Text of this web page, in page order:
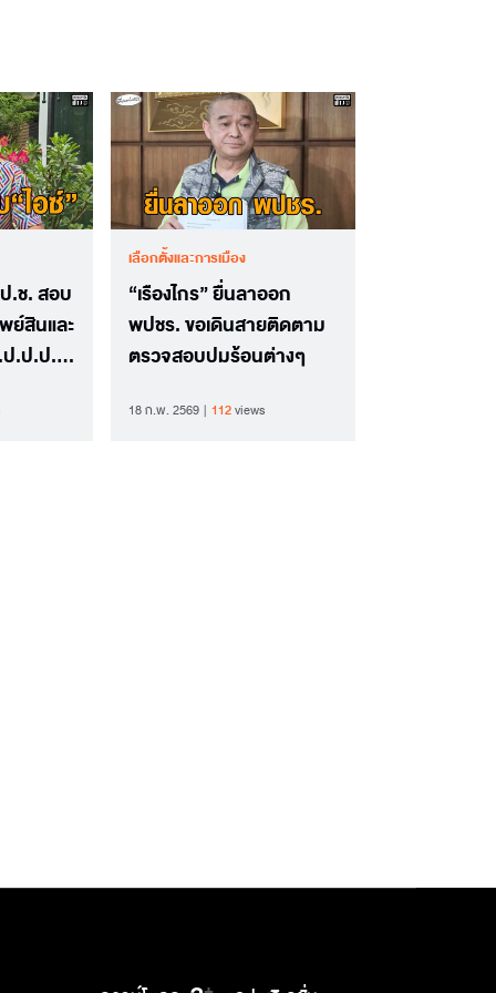
.ช. สอบ
ย์สินและ
.ป.ป.ช.
เลือกตั้งและการเมือง
“เรืองไกร” ยื่นลาออก
พปชร. ขอเดินสายติดตาม
ตรวจสอบปมร้อนต่างๆ
18 ก.พ. 2569 112views